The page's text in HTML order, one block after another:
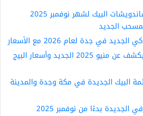
أسعار وجبات وساندويشات البيك لشهر نوفمبر 2025
الجديد
في جدة لعام 2026 مع الأسعار
ماك السعودية يكشف عن منيو 2025 الجديد وأسعار البيج
البيك الجديدة في مكة وجدة والمدينة
بدءًا من نوفمبر 2025